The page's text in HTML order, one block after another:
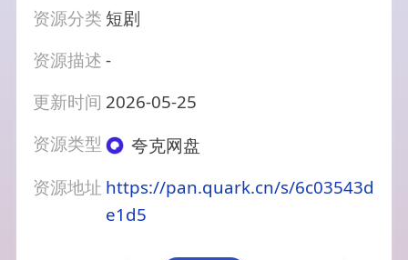
资源分类 短剧
资源描述-
更新时间 2026-05-25
资源类型
夸克网盘
资源地址 https://pan.quark.cn/s/6c03543d
e1d5